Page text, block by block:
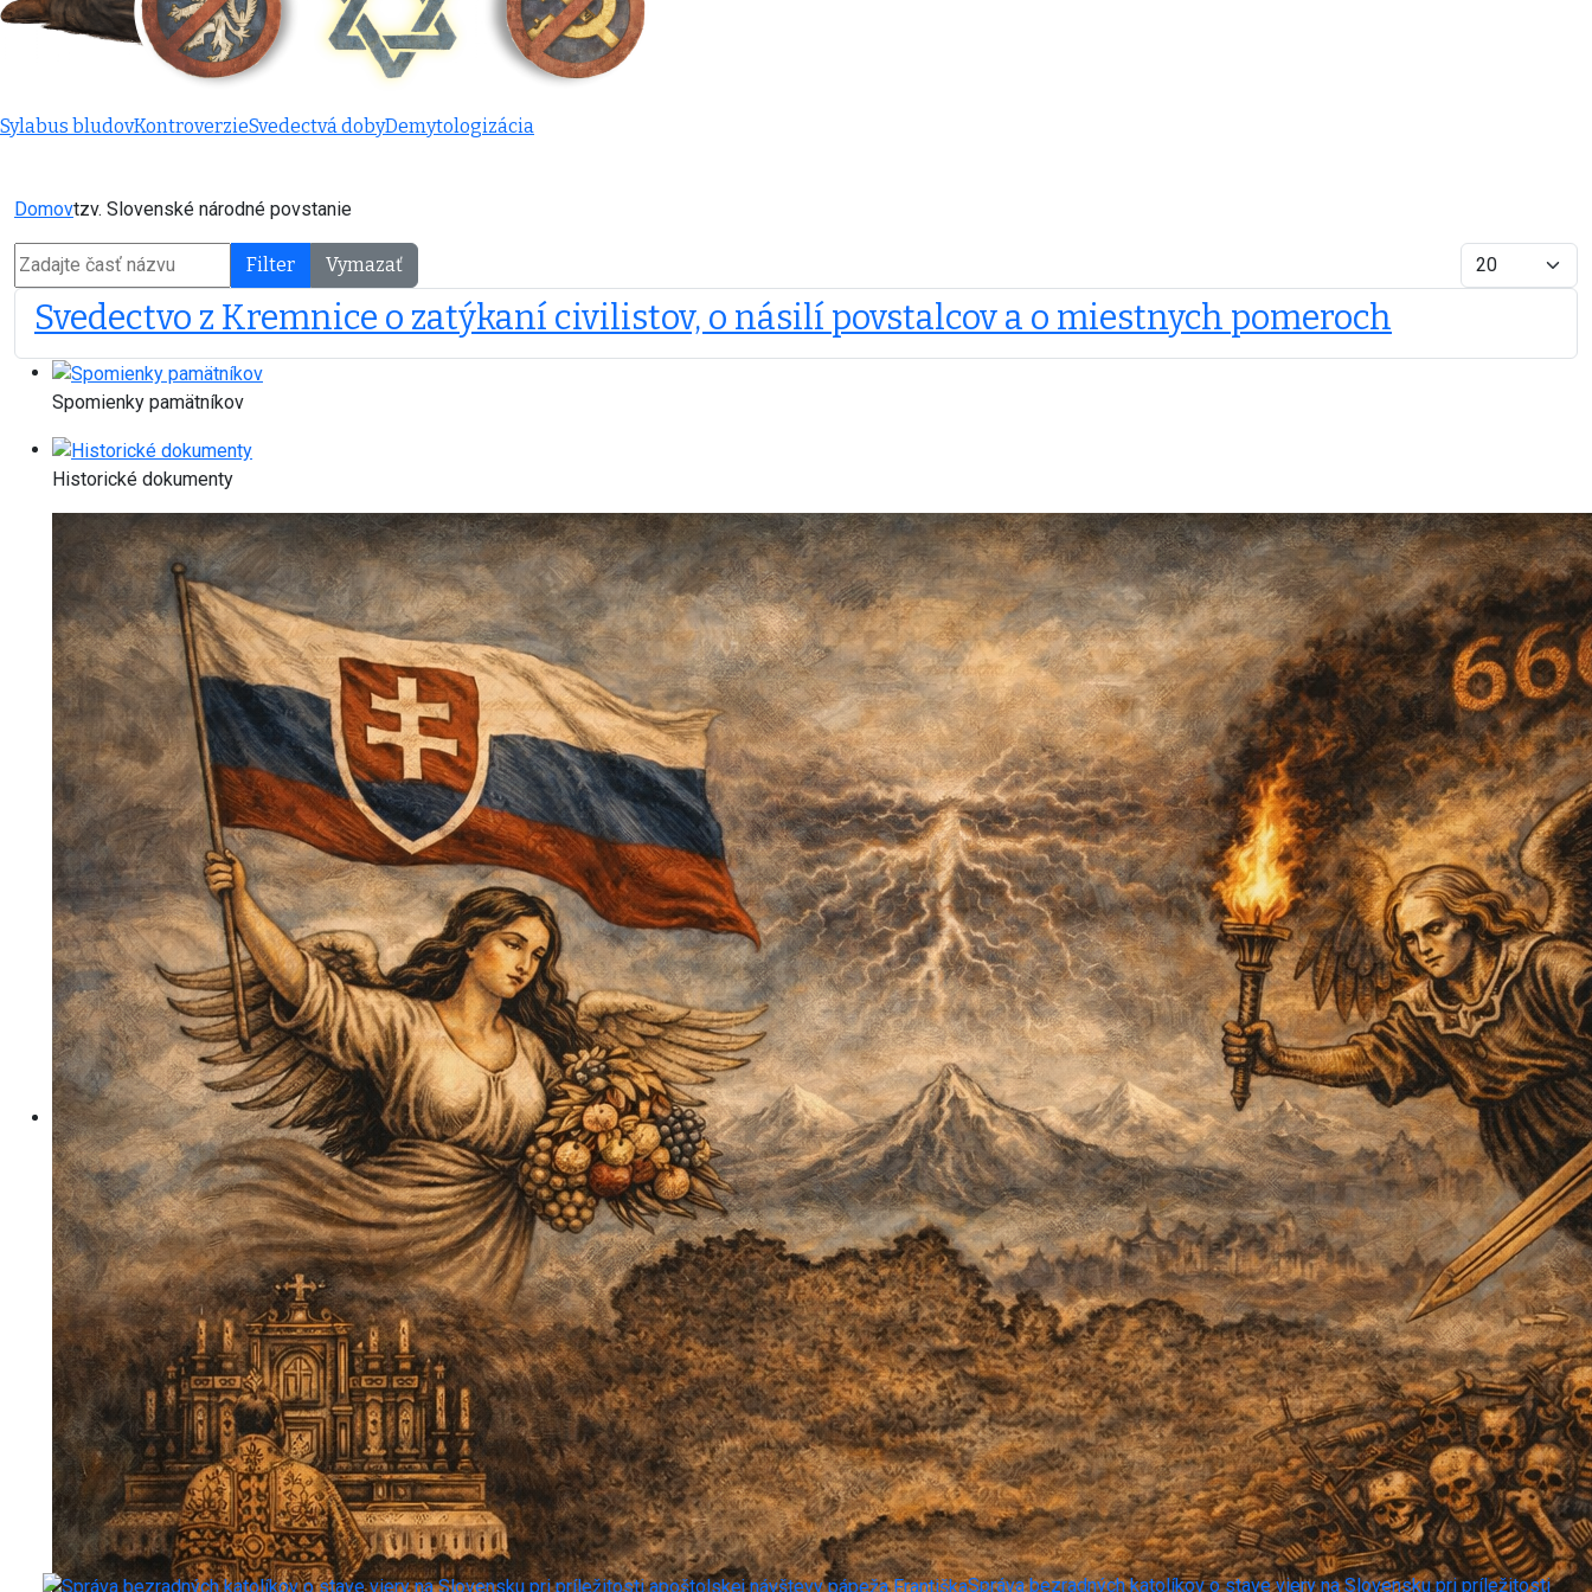
Sylabus bludovKontroverzieSvedectvá dobyDemytologizácia
Domovtzv. Slovenské národné povstanie
Zadajte časť názvu Filter Vymazať Zobrazené
Svedectvo z Kremnice o zatýkaní civilistov, o násilí povstalcov a o miestnych pomeroch
Spomienky pamätníkov
Historické dokumenty
Správa bezradných katolíkov o stave viery na Slovensku pri príležitosti